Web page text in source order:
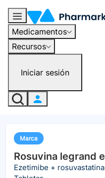
Medicamentos
Recursos
Iniciar sesión
Marca
Rosuvina legrand e
Ezetimibe + rosuvastatina